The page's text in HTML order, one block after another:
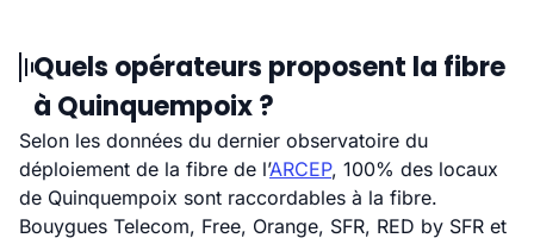
Quels opérateurs proposent la fibre
à Quinquempoix ?
Selon les données du dernier observatoire du
déploiement de la fibre de l’ARCEP, 100% des locaux
de Quinquempoix sont raccordables à la fibre.
Bouygues Telecom, Free, Orange, SFR, RED by SFR et